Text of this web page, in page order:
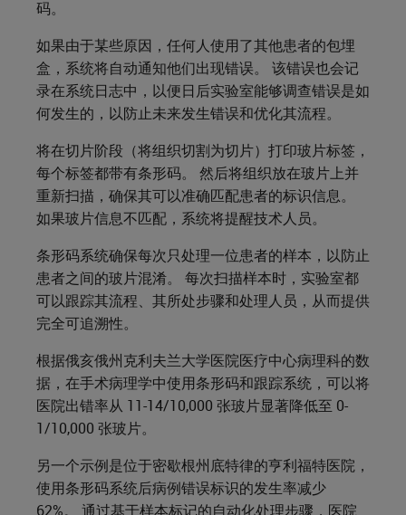
码。
如果由于某些原因，任何人使用了其他患者的包埋
盒，系统将自动通知他们出现错误。 该错误也会记
录在系统日志中，以便日后实验室能够调查错误是如
何发生的，以防止未来发生错误和优化其流程。
将在切片阶段（将组织切割为切片）打印玻片标签，
每个标签都带有条形码。 然后将组织放在玻片上并
重新扫描，确保其可以准确匹配患者的标识信息。
如果玻片信息不匹配，系统将提醒技术人员。
条形码系统确保每次只处理一位患者的样本，以防止
患者之间的玻片混淆。 每次扫描样本时，实验室都
可以跟踪其流程、其所处步骤和处理人员，从而提供
完全可追溯性。
根据俄亥俄州克利夫兰大学医院医疗中心病理科的数
据，在手术病理学中使用条形码和跟踪系统，可以将
医院出错率从 11-14/10,000 张玻片显著降低至 0-
1/10,000 张玻片。
另一个示例是位于密歇根州底特律的亨利福特医院，
使用条形码系统后病例错误标识的发生率减少
62%。 通过基于样本标记的自动化处理步骤，医院